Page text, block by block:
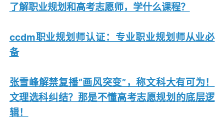
了解职业规划和高考志愿师，学什么课程？
ccdm职业规划师认证：专业职业规划师从业必
备
张雪峰解禁复播“画风突变”，称文科大有可为！
文理选科纠结？那是不懂高考志愿规划的底层逻
辑！